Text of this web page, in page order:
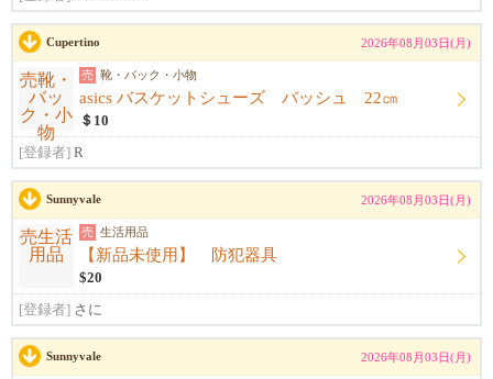
Cupertino 2026年08月03日(月)
売 靴・バック・小物
asics バスケットシューズ バッシュ 22㎝
＄10
[登録者] R
Sunnyvale 2026年08月03日(月)
売 生活用品
【新品未使用】 防犯器具
$20
[登録者] さに
Sunnyvale 2026年08月03日(月)